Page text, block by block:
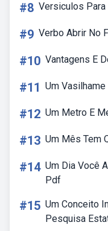
#8 Versiculos Para
#9 Verbo Abrir No
#10 Vantagens E
#11 Um
#12 Um Metro E
#13 Um Mês Tem
#14 Um Dia Você
Pdf
#15 Um Conceito
Pesquisa